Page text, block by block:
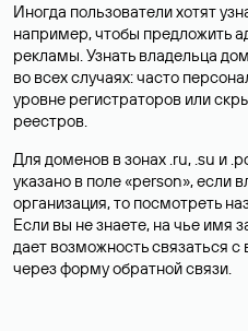
Иногда пользователи хотят
например, чтобы предложить
рекламы. Узнать владельца
во всех случаях: часто
уровне регистраторов или
реестров.
Для доменов в зонах .ru, .su и
указано в поле «person», если
организация, то посмотреть
Если вы не знаете, на чье имя
дает возможность связаться
через форму обратной связи.